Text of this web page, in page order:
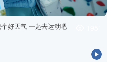
好天气 一起去运动吧